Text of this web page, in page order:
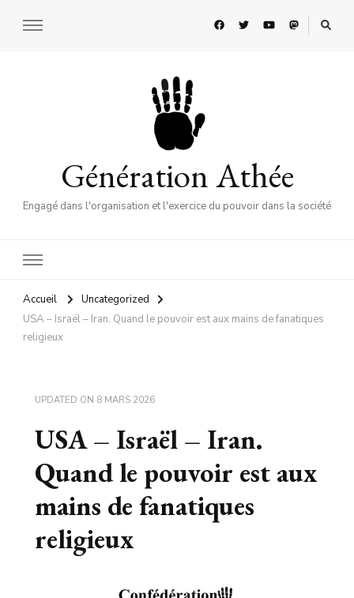
Génération Athée
Engagé dans l'organisation et l'exercice du pouvoir dans la société
Accueil
Uncategorized
USA – Israël – Iran. Quand le pouvoir est aux mains de fanatiques
religieux
UPDATED ON 8 MARS 2026
USA – Israël – Iran.
Quand le pouvoir est aux
mains de fanatiques
religieux